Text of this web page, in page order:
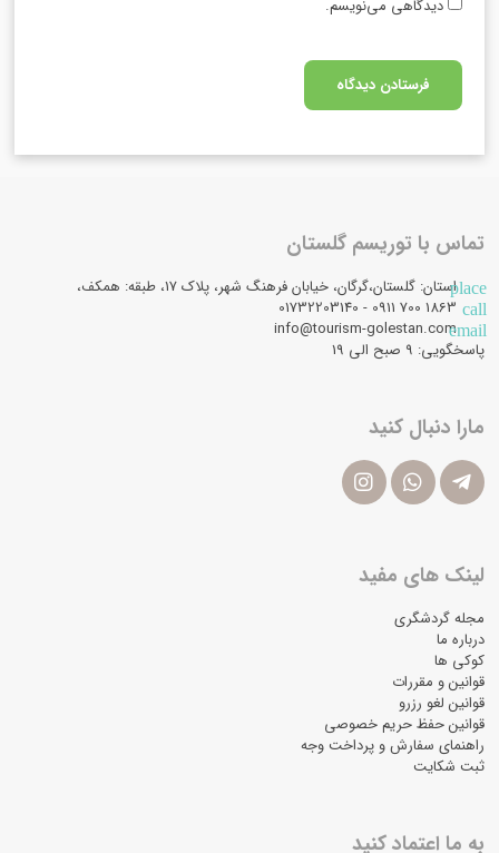
دیدگاهی می‌نویسم.
تماس با توریسم گلستان
placeاستان: گلستان،گرگان، خیابان فرهنگ شهر، پلاک 17، طبقه: همکف،
call
email
info@tourism-golestan.com
پاسخگویی: ۹ صبح الی 19
مارا دنبال کنید
لینک های مفید
مجله گردشگری
درباره ما
کوکی ها
قوانین و مقررات
قوانین لغو رزرو
قوانین حفظ حریم خصوصی
راهنمای سفارش و پرداخت وجه
ثبت شکایت
به ما اعتماد کنید